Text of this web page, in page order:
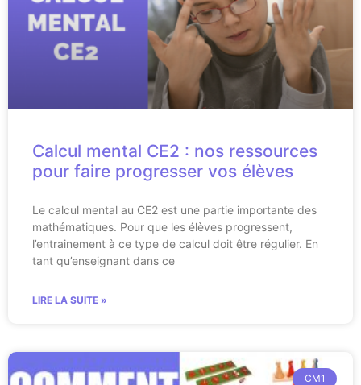
Calcul mental CE2 : nos ressources
pour faire progresser vos élèves
Le calcul mental au CE2 est une partie importante des
mathématiques. Pour que les élèves progressent,
l’entrainement à ce type de calcul doit être régulier. En
tant qu’enseignant dans ce
LIRE LA SUITE »
CM1